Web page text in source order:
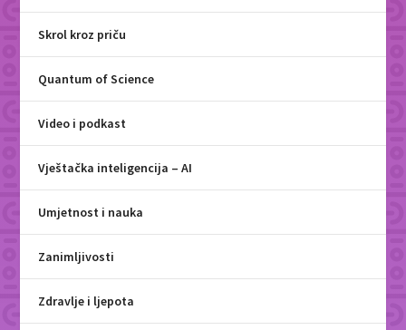
Skrol kroz priču
Quantum of Science
Video i podkast
Vještačka inteligencija – AI
Umjetnost i nauka
Zanimljivosti
Zdravlje i ljepota